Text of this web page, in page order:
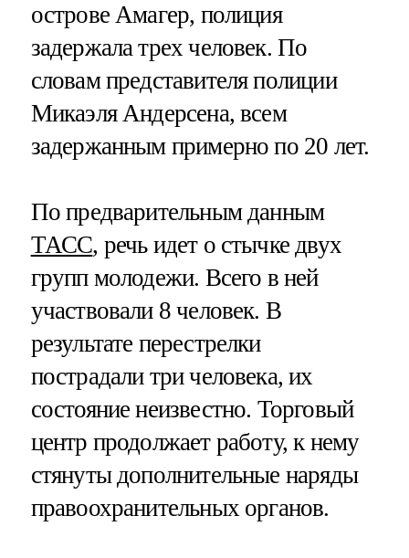
острове Амагер, полиция
задержала трех человек. По
словам представителя полиции
Микаэля Андерсена, всем
задержанным примерно по 20 лет.
По предварительным данным
ТАСС, речь идет о стычке двух
групп молодежи. Всего в ней
участвовали 8 человек. В
результате перестрелки
пострадали три человека, их
состояние неизвестно. Торговый
центр продолжает работу, к нему
стянуты дополнительные наряды
правоохранительных органов.